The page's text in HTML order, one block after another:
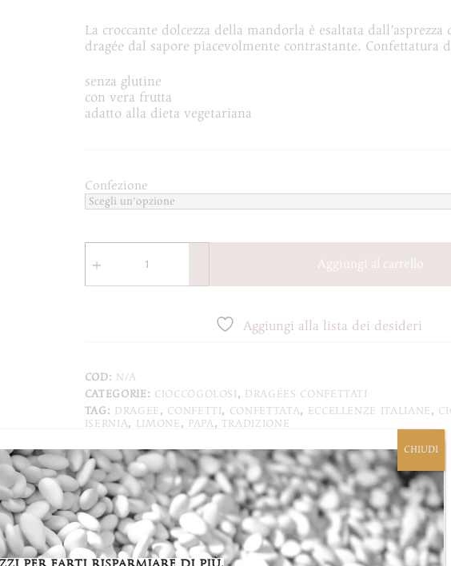
da
€11,80
La croccante dolcezza della mandorla è esaltata
dragée dal sapore piacevolmente contrastante. Confettatura
senza glutine
con vera frutta
adatto alla dieta vegetariana
Confezione
Cioccolimone
Aggiungi al carrello
Aggiungi alla lista dei desideri
COD: N/A
CATEGORIE: CIOCCOGOLOSI, DRAGÉES CONFETTATI
TAG: DRAGEE, CONFETTI, CONFETTATA, ECCELLENZE ITALIANE,
ISERNIA, LIMONE, PAPA, TRADIZIONE
CHIUDI